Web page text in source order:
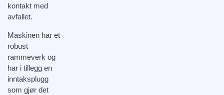
kontakt med
avfallet.
Maskinen har et
robust
rammeverk og
har i tillegg en
inntaksplugg
som gjør det